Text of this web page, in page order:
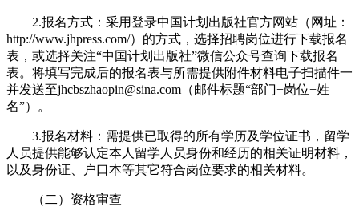
2.报名方式：采用登录中国计划出版社官方网站（网址：
http://www.jhpress.com/）的方式，选择招聘岗位进行下载报名
表，或选择关注“中国计划出版社”微信公众号查询下载报名
表。将填写完成后的报名表与所需提供附件材料电子扫描件一
并发送至jhcbszhaopin@sina.com（邮件标题“部门+岗位+姓
名”）。
3.报名材料：需提供已取得的所有学历及学位证书，留学
人员提供能够认定本人留学人员身份和经历的相关证明材料，
以及身份证、户口本等其它符合岗位要求的相关材料。
（二）资格审查